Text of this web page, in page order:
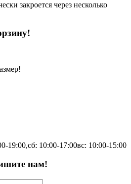
закроется через несколько
19:00,сб: 10:00-17:00вс: 10:00-15:00
нам!